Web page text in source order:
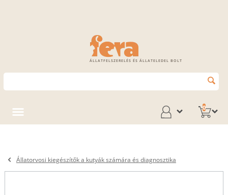
ÁLLATFELSZERELÉS ÉS ÁLLATELEDEL BOLT
0
Állatorvosi kiegészítők a kutyák számára és diagnosztika